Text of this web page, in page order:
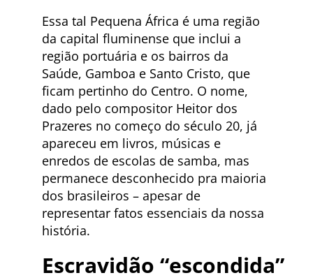
Essa tal Pequena África é uma região
da capital fluminense que inclui a
região portuária e os bairros da
Saúde, Gamboa e Santo Cristo, que
ficam pertinho do Centro. O nome,
dado pelo compositor Heitor dos
Prazeres no começo do século 20, já
apareceu em livros, músicas e
enredos de escolas de samba, mas
permanece desconhecido pra maioria
dos brasileiros – apesar de
representar fatos essenciais da nossa
história.
Escravidão “escondida”